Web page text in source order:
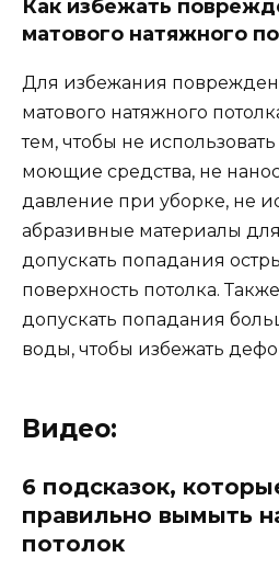
Как избежать
матового натяжного
Для избежания
матового натяжного
тем, чтобы не
моющие средства, не
давление при уборке, не
абразивные материалы
допускать попадания
поверхность потолка.
допускать попадания
воды, чтобы избежать
Видео:
6 подсказок,
правильно вымыть
потолок